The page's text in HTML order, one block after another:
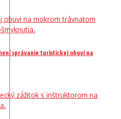
správanie turistickej obuvi na